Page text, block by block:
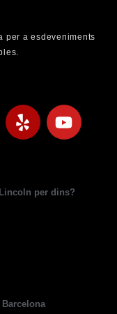
per a esdeveniments
Y
e
Y
o
b
per dins?